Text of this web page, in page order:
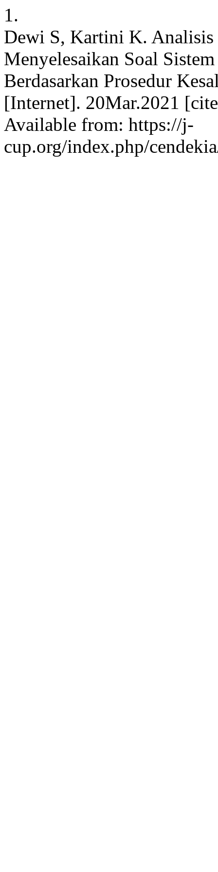
1.
Dewi S, Kartini K. Analisis
Menyelesaikan Soal
Berdasarkan Prosedur
[Internet]. 20Mar.2021
Available from: https://j-
cup.org/index.php/